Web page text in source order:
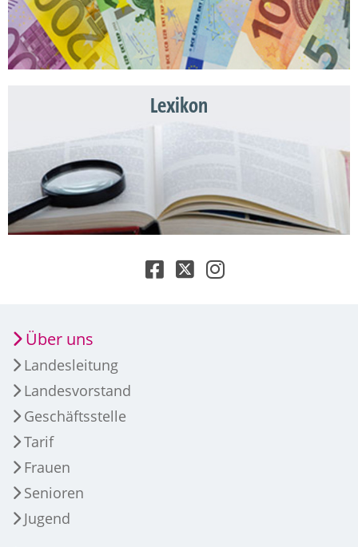
Lexikon
Über uns
Landesleitung
Landesvorstand
Geschäftsstelle
Tarif
Frauen
Senioren
Jugend